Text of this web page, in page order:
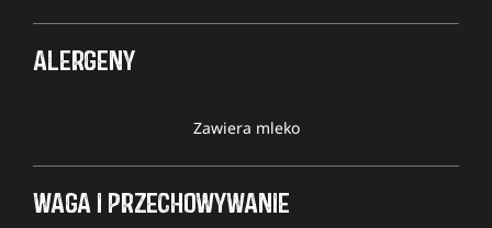
ALERGENY
Zawiera mleko
WAGA I PRZECHOWYWANIE